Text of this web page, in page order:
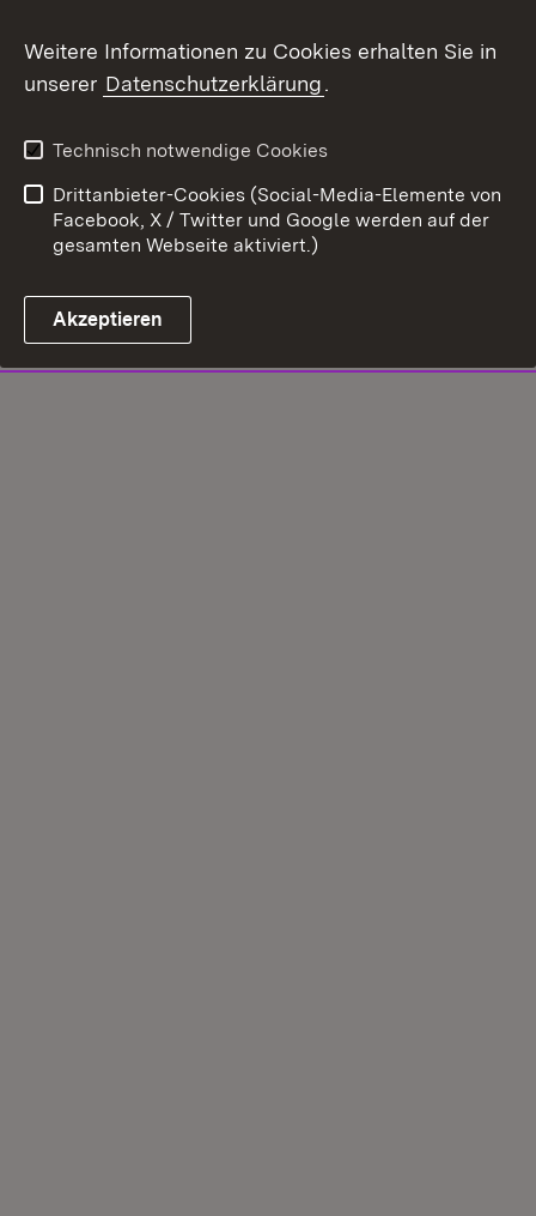
Weitere Informationen zu Cookies erhalten Sie in
unserer Datenschutzerklärung.
Technisch notwendige Cookies
Drittanbieter-Cookies (Social-Media-Elemente von
Facebook, X / Twitter und Google werden auf der
gesamten Webseite aktiviert.)
Akzeptieren